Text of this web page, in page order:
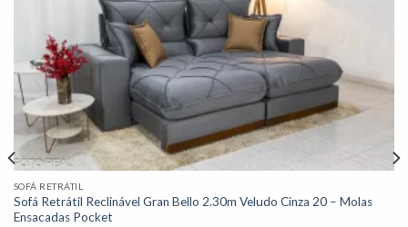
SOFÁ RETRÁTIL
Sofá Retrátil Reclinável Gran Bello 2.30m Veludo Cinza 20 – Molas
Ensacadas Pocket